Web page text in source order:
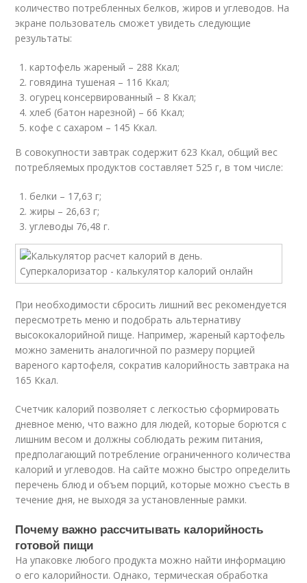
количество потребленных белков, жиров и углеводов. На
экране пользователь сможет увидеть следующие
результаты:
картофель жареный – 288 Ккал;
говядина тушеная – 116 Ккал;
огурец консервированный – 8 Ккал;
хлеб (батон нарезной) – 66 Ккал;
кофе с сахаром – 145 Ккал.
В совокупности завтрак содержит 623 Ккал, общий вес
потребляемых продуктов составляет 525 г, в том числе:
белки – 17,63 г;
жиры – 26,63 г;
углеводы 76,48 г.
При необходимости сбросить лишний вес рекомендуется
пересмотреть меню и подобрать альтернативу
высококалорийной пище. Например, жареный картофель
можно заменить аналогичной по размеру порцией
вареного картофеля, сократив калорийность завтрака на
165 Ккал.
Счетчик калорий позволяет с легкостью сформировать
дневное меню, что важно для людей, которые борются с
лишним весом и должны соблюдать режим питания,
предполагающий потребление ограниченного количества
калорий и углеводов. На сайте можно быстро определить
перечень блюд и объем порций, которые можно съесть в
течение дня, не выходя за установленные рамки.
Почему важно рассчитывать калорийность
готовой пищи
На упаковке любого продукта можно найти информацию
о его калорийности. Однако, термическая обработка